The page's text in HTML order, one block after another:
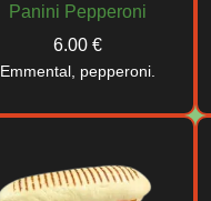
6.00 €
Panini Pepperoni
Emmental, pepperoni.